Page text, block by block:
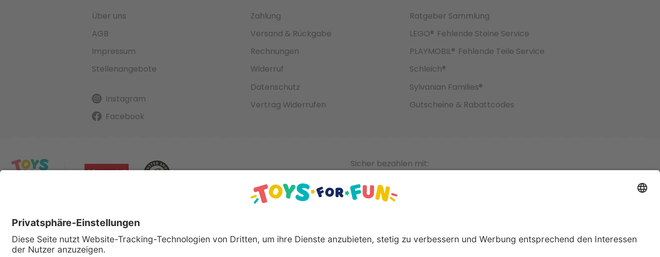
Über uns
AGB
Impressum
Stellenangebote
Instagram
Facebook
Zahlung
Versand & Rückgabe
Rechnungen
Widerruf
Datenschutz
Vertrag Widerrufen
Ratgeber Sammlung
LEGO® Fehlende Steine Service
PLAYMOBIL® Fehlende Teile Service
Schleich®
Sylvanian Families®
Gutscheine & Rabattcodes
Sicher bezahlen mit: